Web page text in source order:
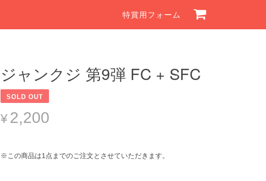
特賞用フォーム
ジャンクジ 第9弾 FC + SFC
SOLD OUT
¥ 2,200
※この商品は1点までのご注文とさせていただきます。